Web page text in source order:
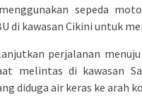
sepeda
di kawasan Cikini untuk
perjalanan
melintas di kawasan
diduga air keras ke arah